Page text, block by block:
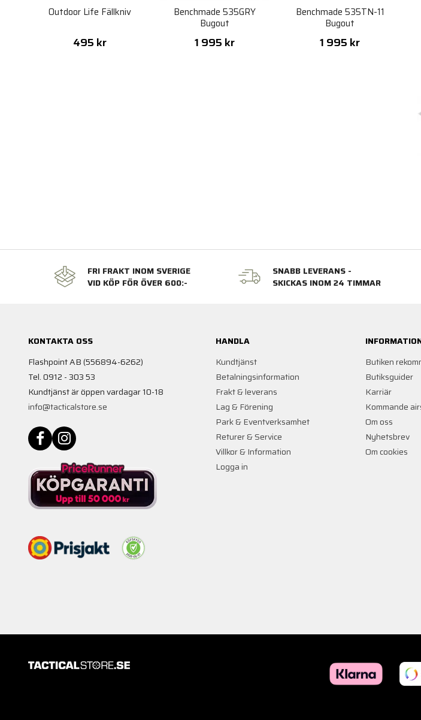
Outdoor Life Fällkniv
495 kr
Benchmade 535GRY
Bugout
1 995 kr
Benchmade 535TN-11
Bugout
1 995 kr
FRI FRAKT INOM SVERIGE
VID KÖP FÖR ÖVER 600:-
SNABB LEVERANS -
SKICKAS INOM 24 TIMMAR
KONTAKTA OSS
Flashpoint AB (556894-6262)
Tel. 0912 - 303 53
Kundtjänst är öppen vardagar 10-18
info@tacticalstore.se
HANDLA
Kundtjänst
Betalningsinformation
Frakt & leverans
Lag & Förening
Park & Eventverksamhet
Returer & Service
Villkor & Information
Logga in
Butiken
Butiksguider
Karriär
Kommande
Om oss
Nyhetsbrev
Om cookies